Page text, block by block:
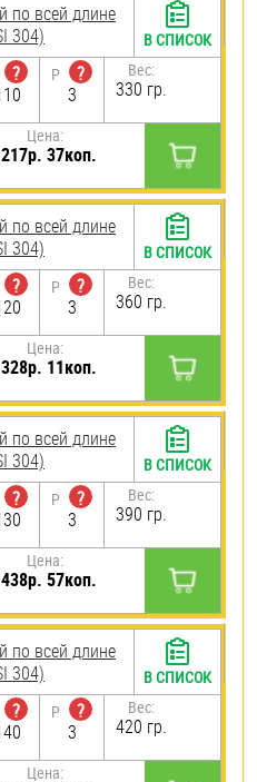
по всей длине
304)
?
P
?
3
Вес:
330 гр.
Цена:
37коп.
В СПИСОК
по всей длине
304)
?
P
?
3
Вес:
360 гр.
Цена:
11коп.
В СПИСОК
по всей длине
304)
?
P
?
3
Вес:
390 гр.
Цена:
57коп.
В СПИСОК
по всей длине
304)
?
P
?
3
Вес:
420 гр.
Цена:
В СПИСОК